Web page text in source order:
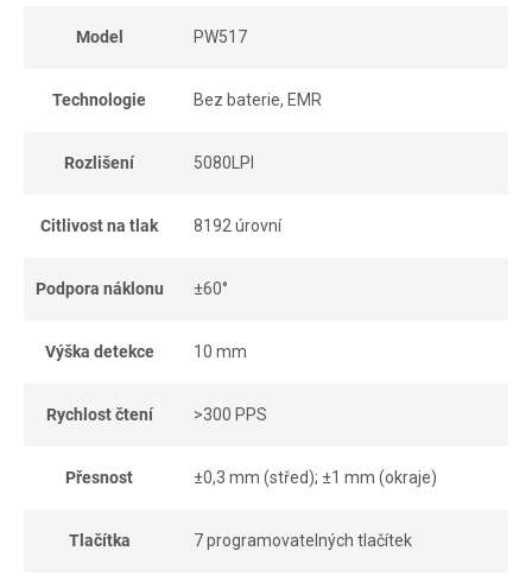
Model PW517
Technologie Bez baterie, EMR
Rozlišení 5080LPI
Citlivost na tlak 8192 úrovní
Podpora náklonu ±60°
Výška detekce 10 mm
Rychlost čtení >300 PPS
Přesnost ±0,3 mm (střed); ±1 mm (okraje)
Tlačítka 7 programovatelných tlačítek